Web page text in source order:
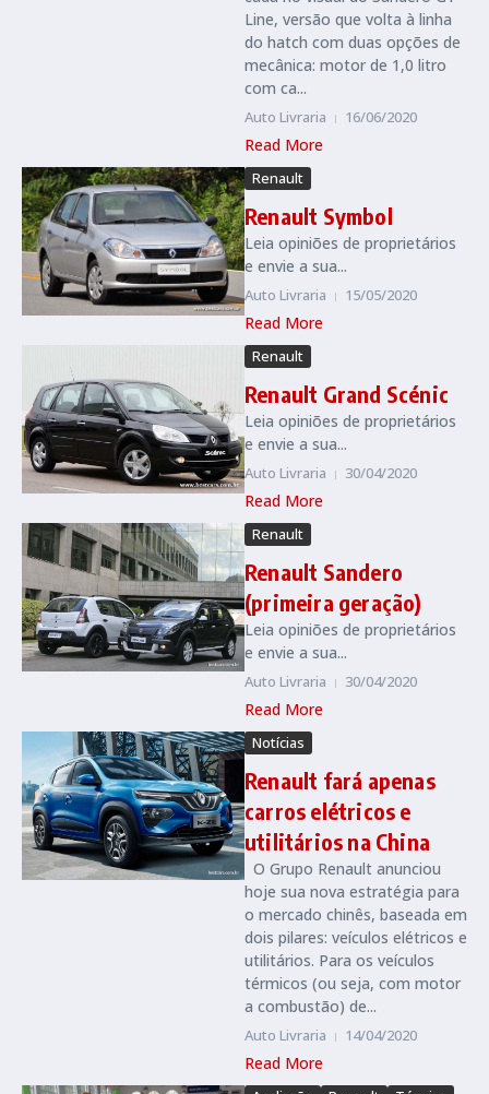
Line, versão que volta à linha
do hatch com duas opções de
mecânica: motor de 1,0 litro
com ca...
Auto Livraria 16/06/2020
Read More
Renault
Renault Symbol
Leia opiniões de proprietários
e envie a sua...
Auto Livraria 15/05/2020
Read More
Renault
Renault Grand Scénic
Leia opiniões de proprietários
e envie a sua...
Auto Livraria 30/04/2020
Read More
Renault
Renault Sandero
(primeira geração)
Leia opiniões de proprietários
e envie a sua...
Auto Livraria 30/04/2020
Read More
Notícias
Renault fará apenas
carros elétricos e
utilitários na China
O Grupo Renault anunciou
hoje sua nova estratégia para
o mercado chinês, baseada em
dois pilares: veículos elétricos e
utilitários. Para os veículos
térmicos (ou seja, com motor
a combustão) de...
Auto Livraria 14/04/2020
Read More